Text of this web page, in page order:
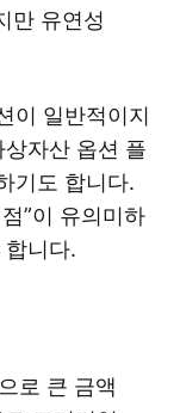
만 유연성
이 일반적이지
자산 옵션 플
기도 합니다.
”이 유의미하
합니다.
로 큰 금액